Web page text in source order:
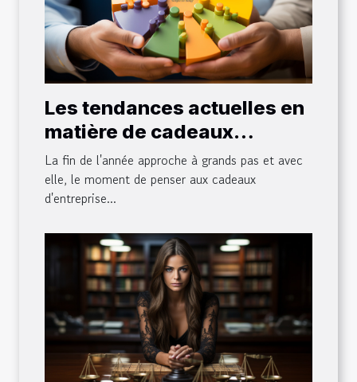
Les tendances actuelles en
matière de cadeaux
d'entreprise de fin d'année
La fin de l'année approche à grands pas et avec
elle, le moment de penser aux cadeaux
d'entreprise...